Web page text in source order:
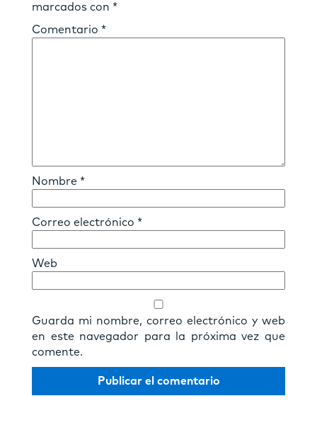
marcados con *
Comentario *
Nombre *
Correo electrónico *
Web
Guarda mi nombre, correo electrónico y web
en este navegador para la próxima vez que
comente.